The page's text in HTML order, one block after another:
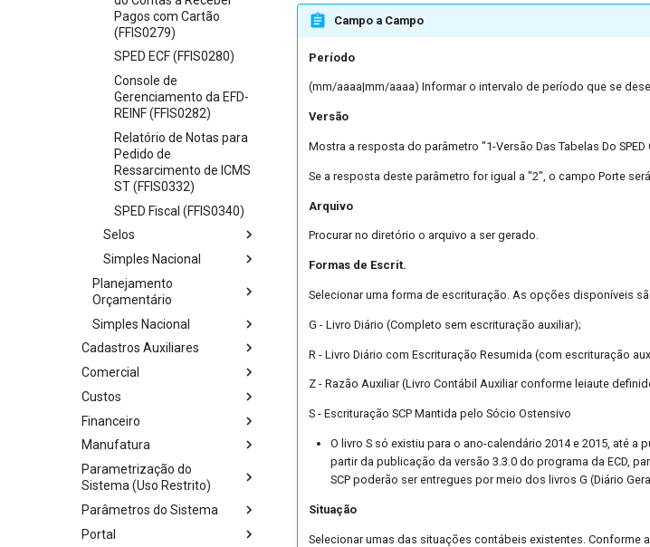
Pagos com Cartão
(FFIS0279)
SPED ECF (FFIS0280)
Console de
Gerenciamento da EFD-
REINF (FFIS0282)
Relatório de Notas para
Pedido de
Ressarcimento de ICMS
ST (FFIS0332)
SPED Fiscal (FFIS0340)
Selos
Simples Nacional
Planejamento
Orçamentário
Simples Nacional
Cadastros Auxiliares
Comercial
Custos
Financeiro
Manufatura
Parametrização do
Sistema (Uso Restrito)
Parâmetros do Sistema
Portal
Campo a Campo
Período
(mm/aaaa|mm/aaaa) Informar o intervalo de período que se
Versão
Mostra a resposta do parâmetro "1-Versão Das Tabelas Do SPED
Se a resposta deste parâmetro for igual a "2", o campo Porte
Arquivo
Procurar no diretório o arquivo a ser gerado.
Formas de Escrit.
Selecionar uma forma de escrituração. As opções disponíveis
G - Livro Diário (Completo sem escrituração auxiliar);
R - Livro Diário com Escrituração Resumida (com escrituração
Z - Razão Auxiliar (Livro Contábil Auxiliar conforme leiaute
S - Escrituração SCP Mantida pelo Sócio Ostensivo
O livro S só existiu para o ano-calendário 2014 e 2015, até a
partir da publicação da versão 3.3.0 do programa da ECD,
SCP poderão ser entregues por meio dos livros G (Diário
Situação
Selecionar umas das situações contábeis existentes. Conforme